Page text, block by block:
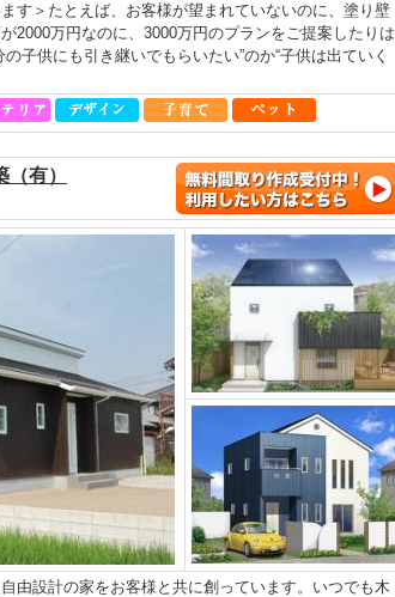
す＞たとえば、お客様が望まれていないのに、塗り壁
2000万円なのに、3000万円のプランをご提案したりは
子供にも引き継いでもらいたい”のか“子供は出ていく
有）
由設計の家をお客様と共に創っています。いつでも木